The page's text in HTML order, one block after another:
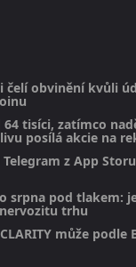
čelí obvinění kvůli
64 tisíci, zatímco
posílá akcie na
z App
srpna pod tlakem:
trhu
může podle